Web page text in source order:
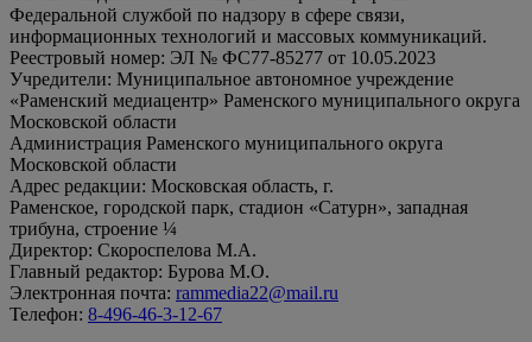
Федеральной службой по надзору в сфере связи,
информационных технологий и массовых коммуникаций.
Реестровый номер: ЭЛ № ФС77-85277 от 10.05.2023
Учредители: Муниципальное автономное учреждение
«Раменский медиацентр» Раменского муниципального округа
Московской области
Администрация Раменского муниципального округа
Московской области
Адрес редакции: Московская область, г.
Раменское, городской парк, стадион «Сатурн», западная
трибуна, строение ¼
Директор: Скороспелова М.А.
Главный редактор: Бурова М.О.
Электронная почта: rammedia22@mail.ru
Телефон: 8-496-46-3-12-67